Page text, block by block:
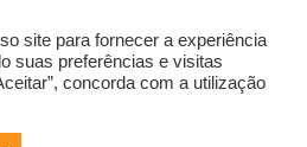
Alternar
site para fornecer a experiência
suas preferências e visitas
concorda com a utilização